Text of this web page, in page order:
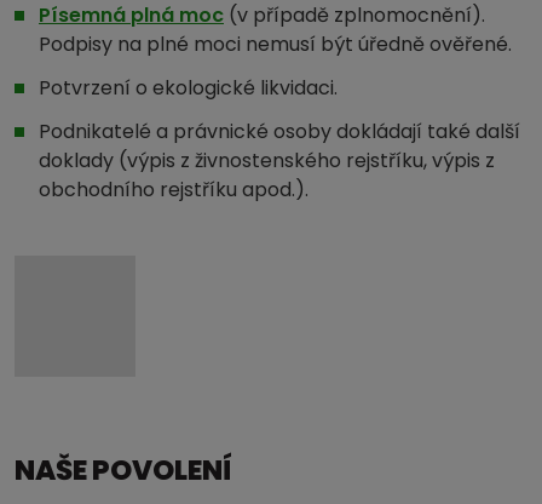
Písemná plná moc (v případě zplnomocnění).
Podpisy na plné moci nemusí být úředně ověřené.
Potvrzení o ekologické likvidaci.
Podnikatelé a právnické osoby dokládají také další
doklady (výpis z živnostenského rejstříku, výpis z
obchodního rejstříku apod.).
NAŠE POVOLENÍ